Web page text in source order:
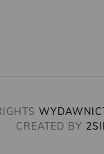
CREATED BY